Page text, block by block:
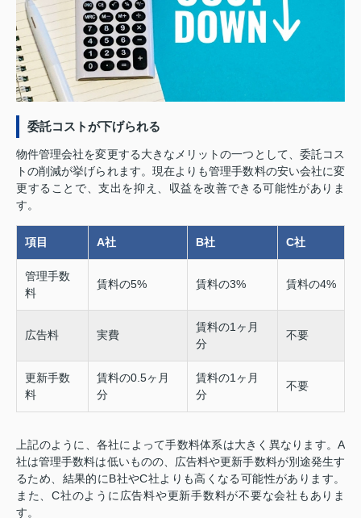
委託コストが下げられる
物件管理会社を変更する大きなメリットの一つとして、委託コス
トの削減が挙げられます。現在よりも管理手数料の安い会社に変
更することで、支出を抑え、収益を改善できる可能性がありま
す。
項目 A社 B社 C社
管理手数
料
賃料の5% 賃料の3% 賃料の4%
広告料 実費
賃料の1ヶ月
分
不要
更新手数
料
賃料の0.5ヶ月
分
賃料の1ヶ月
分
不要
上記のように、各社によって手数料体系は大きく異なります。A
社は管理手数料は低いものの、広告料や更新手数料が別途発生す
るため、結果的にB社やC社よりも高くなる可能性があります。
また、C社のように広告料や更新手数料が不要な会社もありま
す。